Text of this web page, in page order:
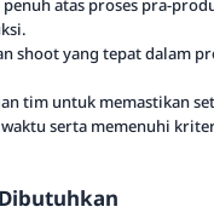
atas proses pra-
shoot yang tepat dalam
tim untuk memastikan
serta memenuhi